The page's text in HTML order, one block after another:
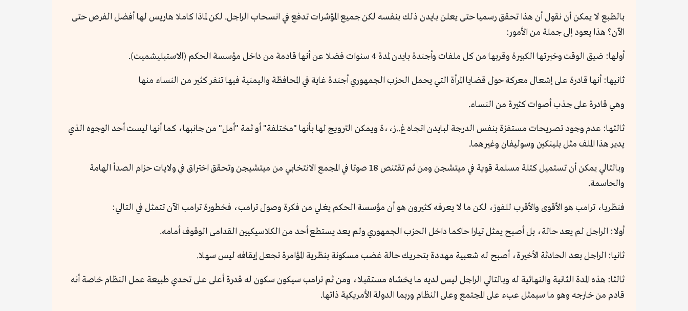
بالطبع لا يمكن أن نقول أن هذا تحقق رسميا حتى يعلن بايدن ذلك بنفسه لكن جميع المؤشرات تدفع في انسحاب الراجل. لكن لماذا كاملا هاريس لها أفضل الفرص حتى
الآن؟ هذا يعود إلى جملة من الأمور:
أولها: ضيق الوقت وخبرتها الكبيرة وقربها من كل ملفات وأجندة بايدن لمدة 4 سنوات فضلا عن أنها قادمة من داخل مؤسسة الحكم (الاستبليشميت).
ثانيها: أنها قادرة على إشعال معركة حول قضايا المرأة التي يحمل الحزب الجمهوري أجندة غاية في المحافظة واليمنية فيها تنفر كثير من النساء منها
وهي قادرة على جذب أصوات كثيرة من النساء.
ثالثها: عدم وجود تصريحات مستفزة بنفس الدرجة لبايدن اتجاه غ..ز،،ة ويمكن الترويج لها بأنها "مختلفة" أو ثمة "أمل" من جانبها، كما أنها ليست أحد الوجوه الذي
يدير هذا الملف مثل بلينكين وسوليفان وغيرهما.
وبالتالي يمكن أن تستميل كتلة مسلمة قوية في ميتشجن ومن ثم تقتنص 18 صوتا في المجمع الانتخابي من ميتشيجن وتحقق اختراق في ولايات حزام الصدأ الهامة
والحاسمة.
فنظريا، ترامب هو الأقوى والأقرب للفوز، لكن ما لا يعرفه كثيرون هو أن مؤسسة الحكم يغلي من فكرة وصول ترامب، فخطورة ترامب الآن تتمثل في التالي:
أولا: الراجل لم يعد حالة، بل أصبح يمثل تيارا حاكما داخل الحزب الجمهوري ولم يعد يستطع أحد من الكلاسيكيين القدامى الوقوف أمامه.
ثانيا: الراجل بعد الحادثة الأخيرة، أصبح له شعبية مهددة بتحريك حالة غضب مسكونة بنظرية المؤامرة تجعل إيقافه ليس سهلا.
ثالثا: هذه المدة الثانية والنهائية له وبالتالي الراجل ليس لديه ما يخشاه مستقبلا، ومن ثم ترامب سيكون سكون له قدرة أعلى على تحدي طبيعة عمل النظام خاصة أنه
قادم من خارجه وهو ما سيمثل عبء على المجتمع وعلى النظام وربما الدولة الأمريكية ذاتها.